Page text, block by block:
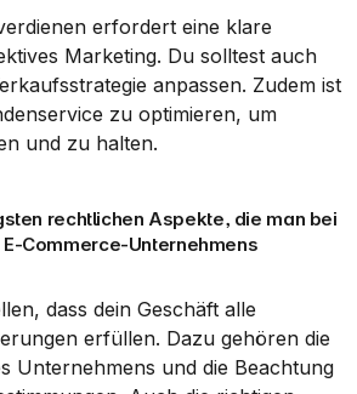
erfordert eine klare
Marketing. Du solltest auch
anpassen. Zudem ist
zu optimieren, um
und zu halten.
rechtlichen Aspekte, die man bei
Commerce-Unternehmens
dass dein Geschäft alle
erfüllen. Dazu gehören die
Unternehmens und die Beachtung